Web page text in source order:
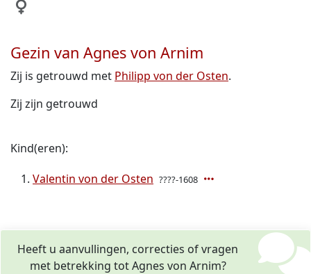
Gezin van Agnes von Arnim
Zij is getrouwd met Philipp von der Osten.
Zij zijn getrouwd
Kind(eren):
Valentin von der Osten ????-1608
Heeft u aanvullingen, correcties of vragen
met betrekking tot Agnes von Arnim?